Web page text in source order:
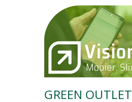
GREEN OUTLET